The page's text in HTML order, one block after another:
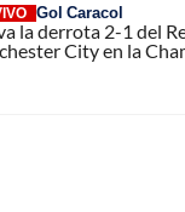
Gol Caracol
la derrota 2-1 del
City en la